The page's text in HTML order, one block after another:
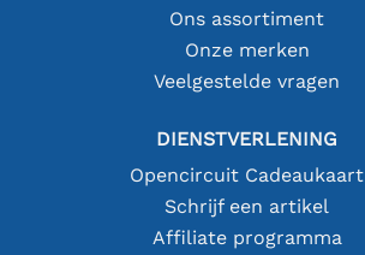
Ons assortiment
Onze merken
Veelgestelde vragen
DIENSTVERLENING
Opencircuit Cadeaukaart
Schrijf een artikel
Affiliate programma